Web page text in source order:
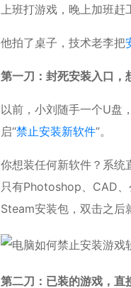
上班打游戏，晚上加班赶
他拍了桌子，技术老李把
第一刀：封死安装入口，
以前，小刘随手一个U盘
启“禁止安装新软件”。
你想装任何新软件？系统
只有Photoshop、CAD、
Steam安装包，双击之
第二刀：已装的游戏，直